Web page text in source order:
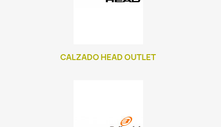
CALZADO HEAD OUTLET